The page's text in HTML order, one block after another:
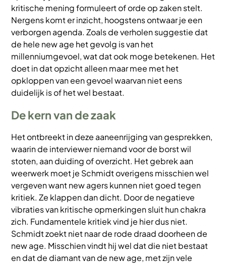
kritische mening formuleert of orde op zaken stelt.
Nergens komt er inzicht, hoogstens ontwaar je een
verborgen agenda. Zoals de verholen suggestie dat
de hele new age het gevolg is van het
millenniumgevoel, wat dat ook moge betekenen. Het
doet in dat opzicht alleen maar mee met het
opkloppen van een gevoel waarvan niet eens
duidelijk is of het wel bestaat.
De kern van de zaak
Het ontbreekt in deze aaneenrijging van gesprekken,
waarin de interviewer niemand voor de borst wil
stoten, aan duiding of overzicht. Het gebrek aan
weerwerk moet je Schmidt overigens misschien wel
vergeven want new agers kunnen niet goed tegen
kritiek. Ze klappen dan dicht. Door de negatieve
vibraties van kritische opmerkingen sluit hun chakra
zich. Fundamentele kritiek vind je hier dus niet.
Schmidt zoekt niet naar de rode draad doorheen de
new age. Misschien vindt hij wel dat die niet bestaat
en dat de diamant van de new age, met zijn vele